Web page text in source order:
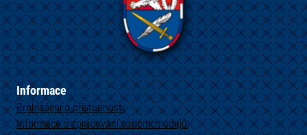
Informace
Prohlášení o přístupnosti
Informace o zpracování osobních údajů